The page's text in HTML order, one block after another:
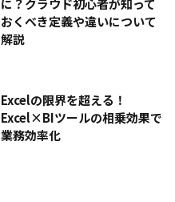
に？クラウド初心者が知って
おくべき定義や違いについて
解説
Excelの限界を超える！
Excel×BIツールの相乗効果で
業務効率化